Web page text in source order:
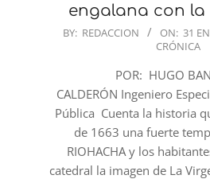
engalana con la
2024-
BY: REDACCION ON: 31
CRÓNICA
POR: HUGO
CALDERÓN Ingeniero
Pública Cuenta la historia
de 1663 una fuerte
RIOHACHA y los
catedral la imagen de La